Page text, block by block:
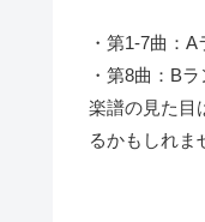
・第1-7曲：A
・第8曲：Bラ
楽譜の見た目
るかもしれま